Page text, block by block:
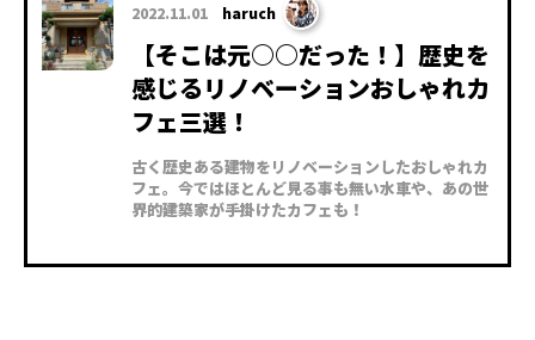
2022.11.01 haruch
【そこは元○○だった！】歴史を
感じるリノベーションおしゃれカ
フェ三選！
古く歴史ある建物をリノベーションしたおしゃれカ
フェ。今ではほとんど見る事も無い水車や、あの世
界的建築家が手掛けたカフェも！